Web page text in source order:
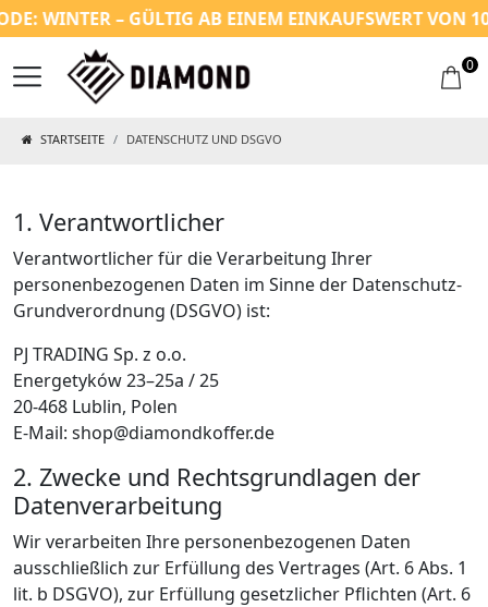
WINTER – GÜLTIG AB EINEM EINKAUFSWERT VON 100 €
0
STARTSEITE DATENSCHUTZ UND DSGVO
1. Verantwortlicher
Verantwortlicher für die Verarbeitung Ihrer
personenbezogenen Daten im Sinne der Datenschutz-
Grundverordnung (DSGVO) ist:
PJ TRADING Sp. z o.o.
Energetyków 23–25a / 25
20-468 Lublin, Polen
E-Mail: shop@diamondkoffer.de
2. Zwecke und Rechtsgrundlagen der
Datenverarbeitung
Wir verarbeiten Ihre personenbezogenen Daten
ausschließlich zur Erfüllung des Vertrages (Art. 6 Abs. 1
lit. b DSGVO), zur Erfüllung gesetzlicher Pflichten (Art. 6